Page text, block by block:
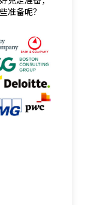
准备呢？